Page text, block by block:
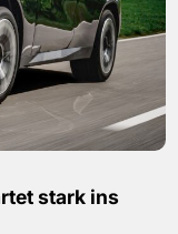
stark ins